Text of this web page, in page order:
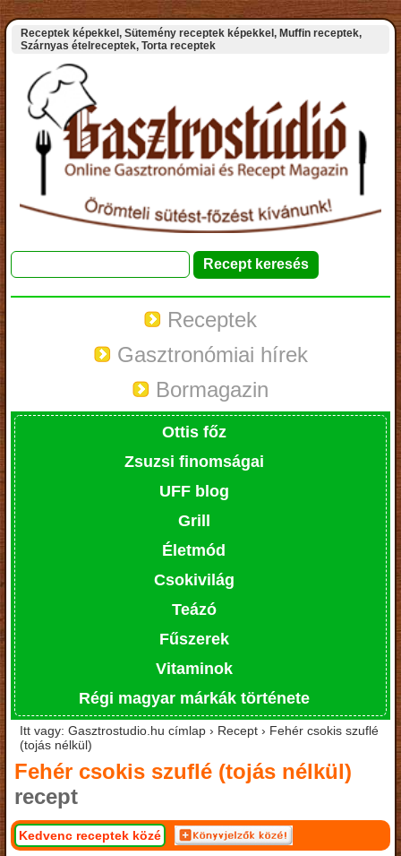
Receptek képekkel, Sütemény receptek képekkel, Muffin receptek,
Szárnyas ételreceptek, Torta receptek
Receptek
Gasztronómiai hírek
Bormagazin
Ottis főz
Zsuzsi finomságai
UFF blog
Grill
Életmód
Csokivilág
Teázó
Fűszerek
Vitaminok
Régi magyar márkák története
Itt vagy: Gasztrostudio.hu címlap › Recept › Fehér csokis szuflé
(tojás nélkül)
Fehér csokis szuflé (tojás nélkül)
recept
Kedvenc receptek közé